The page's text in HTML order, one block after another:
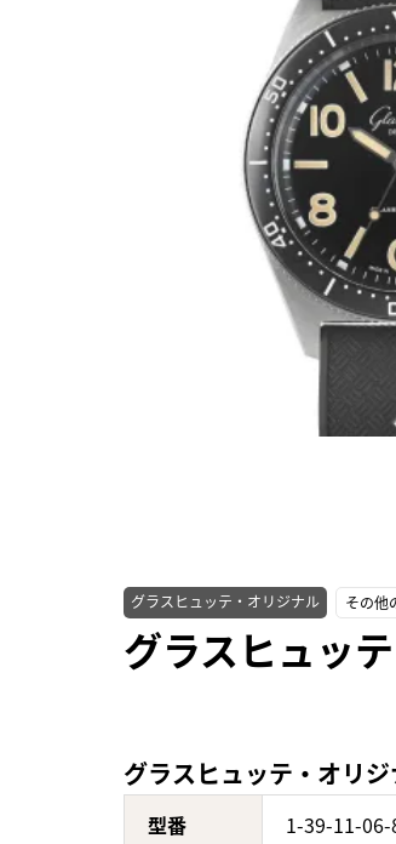
グラスヒュッテ・オリジナル その他
グラスヒュッ
グラスヒュッテ・オリ
型番 1-39-11-